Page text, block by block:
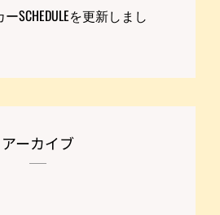
SCHEDULEを更新しまし
アーカイブ